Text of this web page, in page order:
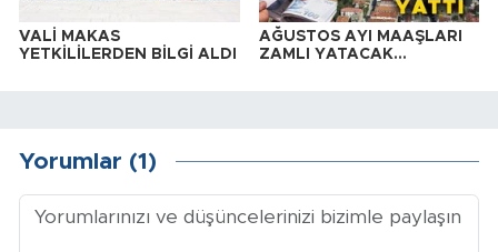
VALİ MAKAS
YETKİLİLERDEN BİLGİ ALDI
AĞUSTOS AYI MAAŞLARI
ZAMLI YATACAK…
Yorumlar (1)